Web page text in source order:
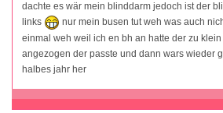
dachte es wär mein blinddarm jedoch ist der
links
nur mein busen tut weh was auch
einmal weh weil ich en bh an hatte der zu
angezogen der passte und dann wars wieder
halbes jahr her